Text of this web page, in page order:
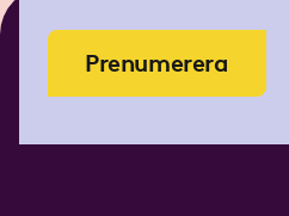
Prenumerera